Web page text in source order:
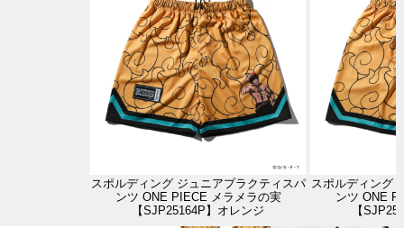
スポルディング ジュニアプラクティスパ
ンツ ONE PIECE メラメラの実
【SJP25164P】オレンジ
スポルディング
ンツ ONE
【